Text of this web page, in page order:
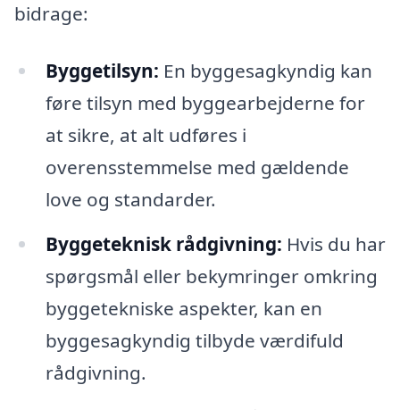
bidrage:
Byggetilsyn: En byggesagkyndig kan
føre tilsyn med byggearbejderne for
at sikre, at alt udføres i
overensstemmelse med gældende
love og standarder.
Byggeteknisk rådgivning: Hvis du har
spørgsmål eller bekymringer omkring
byggetekniske aspekter, kan en
byggesagkyndig tilbyde værdifuld
rådgivning.